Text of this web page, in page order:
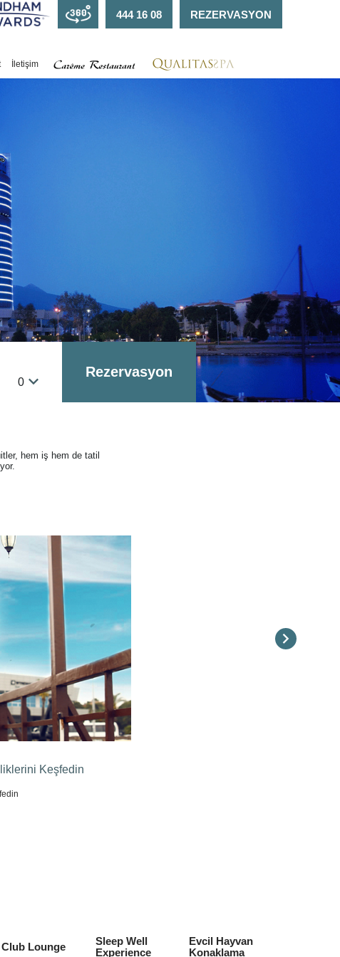
444 16 08 REZERVASYON
İletişim
0
Rezervasyon
hem iş hem de tatil
Keşfedin
Club Lounge
Sleep Well
Experience
Evcil Hayvan
Konaklama